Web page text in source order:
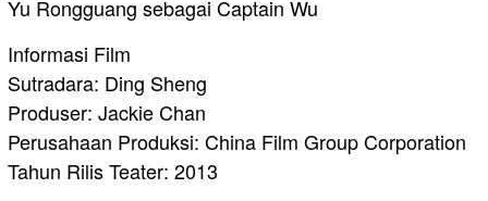
Yu Rongguang sebagai Captain Wu
Informasi Film
Sutradara: Ding Sheng
Produser: Jackie Chan
Perusahaan Produksi: China Film Group Corporation
Tahun Rilis Teater: 2013